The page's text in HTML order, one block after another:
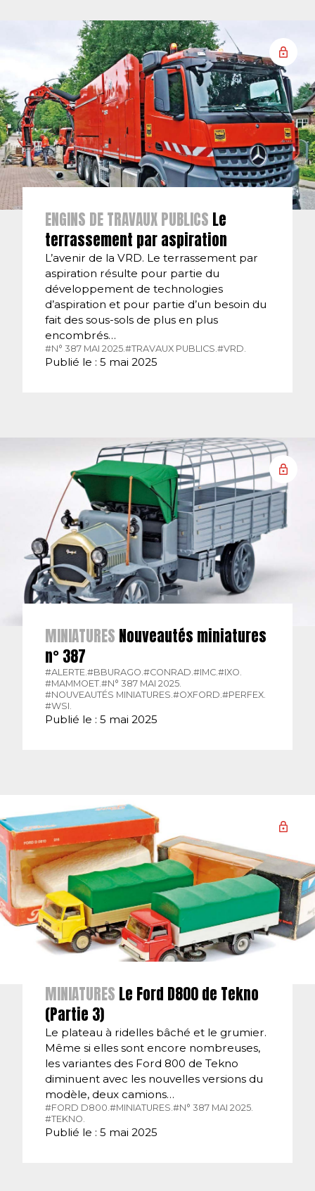
ENGINS DE TRAVAUX PUBLICS Le
terrassement par aspiration
L’avenir de la VRD. Le terrassement par
aspiration résulte pour partie du
développement de technologies
d’aspiration et pour partie d’un besoin du
fait des sous-sols de plus en plus
encombrés…
#N° 387 MAI 2025. #TRAVAUX PUBLICS. #VRD.
Publié le : 5 mai 2025
MINIATURES Nouveautés miniatures
n° 387
#ALERTE.#BBURAGO.#CONRAD.#IMC.#IXO.
#MAMMOET.#N° 387 MAI 2025.
#NOUVEAUTÉS MINIATURES.#OXFORD.#PERFEX.
#WSI.
Publié le : 5 mai 2025
MINIATURES Le Ford D800 de Tekno
(Partie 3)
Le plateau à ridelles bâché et le grumier.
Même si elles sont encore nombreuses,
les variantes des Ford 800 de Tekno
diminuent avec les nouvelles versions du
modèle, deux camions…
#FORD D800.#MINIATURES.#N° 387 MAI 2025.
#TEKNO.
Publié le : 5 mai 2025